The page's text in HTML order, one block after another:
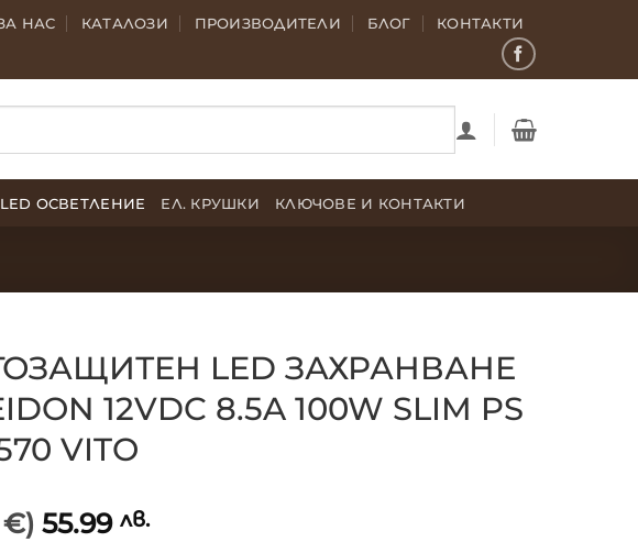
НАС КАТАЛОЗИ ПРОИЗВОДИТЕЛИ БЛОГ КОНТАКТИ
LED ОСВЕТЛЕНИЕ ЕЛ. КРУШКИ КЛЮЧОВЕ И КОНТАКТИ
LED ЗАХРАНВАНЕ
12VDC 8.5A 100W SLIM PS
VITO
€) 55.99 лв.